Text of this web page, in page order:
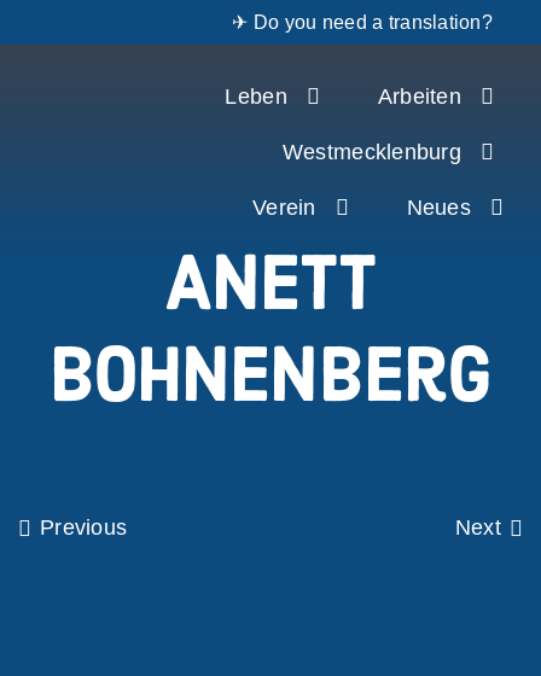
✈ Do you need a translation?
Leben Arbeiten
Westmecklenburg
Verein Neues
Anett
Bohnenberg
Previous Next